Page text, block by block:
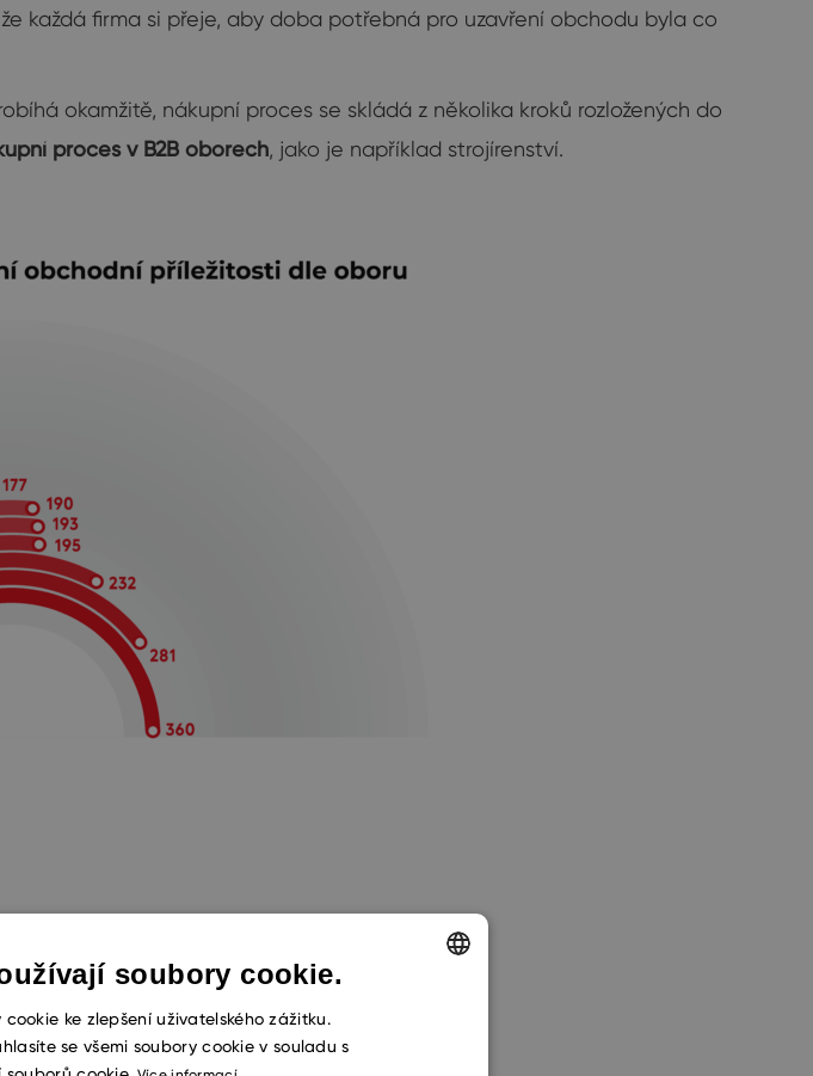
každá firma si přeje, aby doba potřebná pro uzavření obchodu byla co
okamžitě, nákupní proces se skládá z několika kroků rozložených do
proces v B2B oborech, jako je například strojírenství.
soubory cookie.
ke zlepšení uživatelského zážitku.
se všemi soubory cookie v souladu s